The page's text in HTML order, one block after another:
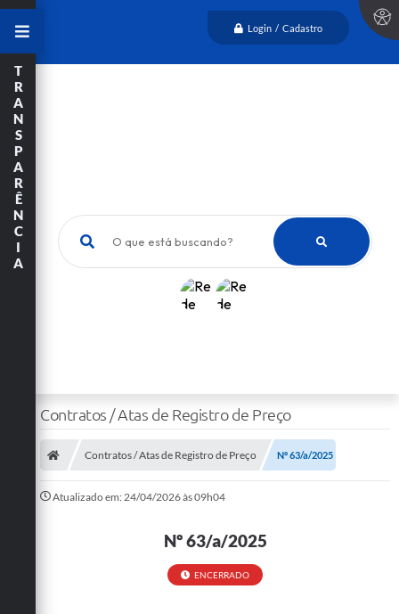
Login / Cadastro
O que está buscando?
T
R
A
N
S
P
A
R
Ê
N
C
I
A
Contratos / Atas de Registro de Preço
Contratos / Atas de Registro de Preço Nº 63/a/2025
Atualizado em: 24/04/2026 às 09h04
Nº 63/a/2025
ENCERRADO